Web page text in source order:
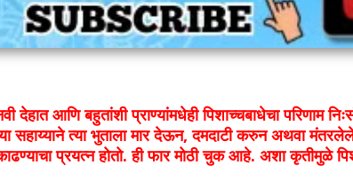
देहात आणि बहुतांशी प्राण्यांमधेही पिशाच्चबाधेचा परिणाम
सहाय्याने त्या भुताला मार देऊन, दमदाटी करुन अथवा
प्रयत्न होतो. ही फार मोठी चुक आहे. अशा कृतीमुळे